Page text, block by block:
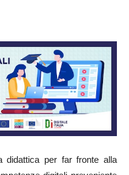
didattica per far fronte alla